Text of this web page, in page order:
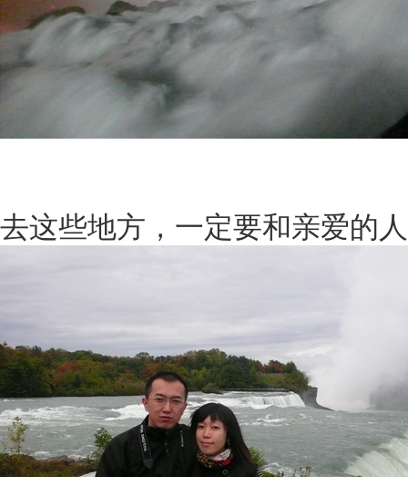
去这些地方，一定要和亲爱的